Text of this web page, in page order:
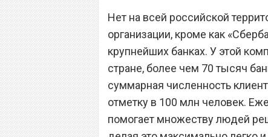
«Сбербанк»
нового
Нет на всей российской
организации, кроме как
крупнейших банках. У этой
стране, более чем 70 тысяч
суммарная численность
отметку в 100 млн человек.
помогает множеству людей